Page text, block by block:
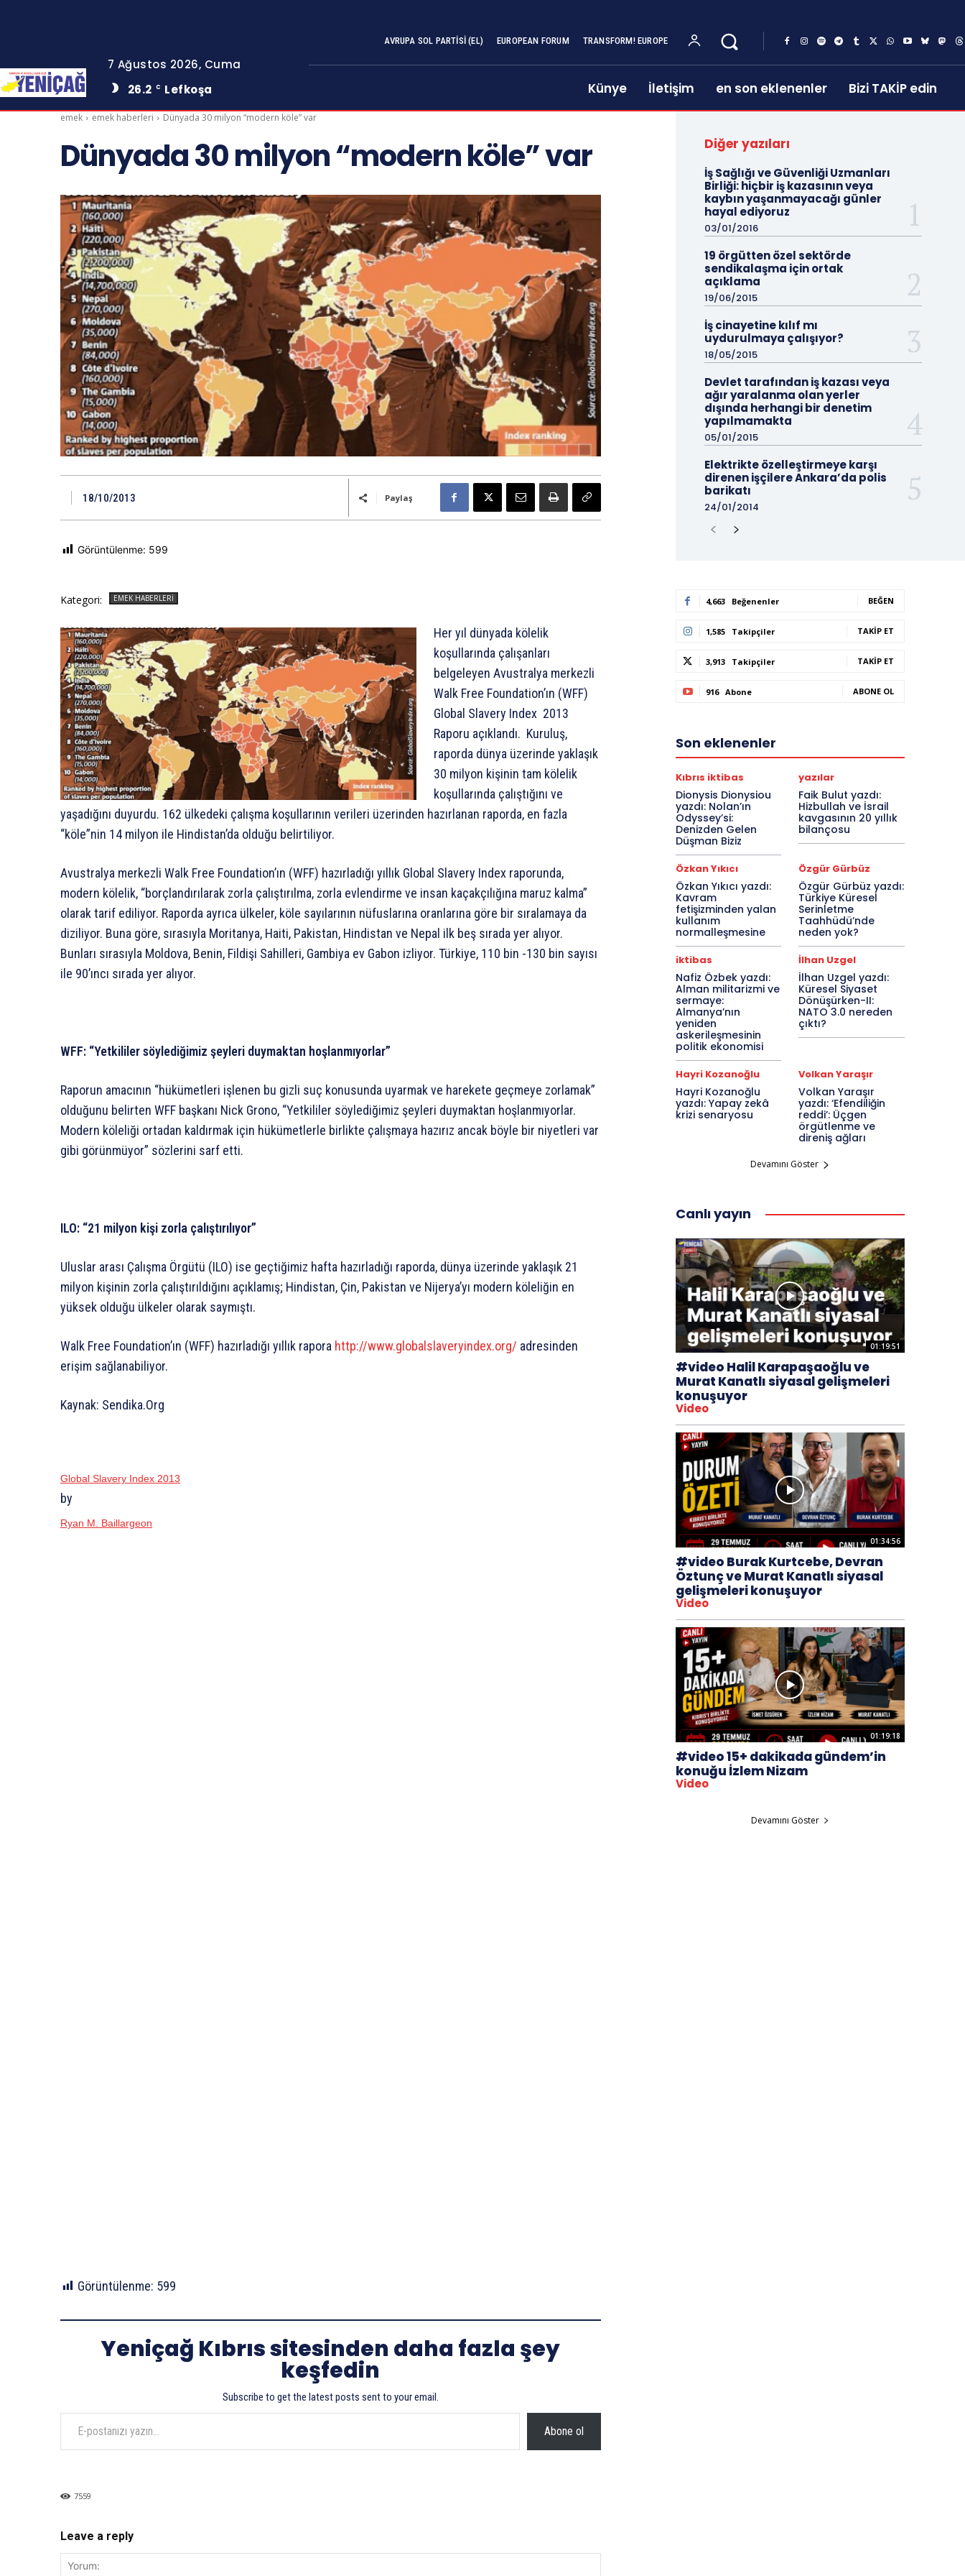
7 Ağustos 2026, Cuma
26.2 C Lefkoşa
AVRUPA SOL PARTISI (EL) EUROPEAN FORUM TRANSFORM! EUROPE
Künye İletişim en son eklenenler Bizi TAKİP edin
emek emek haberleri Dünyada 30 milyon “modern köle” var
Dünyada 30 milyon “modern köle” var
18/10/2013 Paylaş
Görüntülenme: 599
Kategori: EMEK HABERLERI
Her yıl dünyada kölelik
koşullarında çalışanları
belgeleyen Avustralya merkezli
Walk Free Foundation’ın (WFF)
Global Slavery Index 2013
Raporu açıklandı. Kuruluş,
raporda dünya üzerinde yaklaşık
30 milyon kişinin tam kölelik
koşullarında çalıştığını ve
yaşadığını duyurdu. 162 ülkedeki çalışma koşullarının verileri üzerinden hazırlanan raporda, en fazla
“köle”nin 14 milyon ile Hindistan’da olduğu belirtiliyor.
Avustralya merkezli Walk Free Foundation’ın (WFF) hazırladığı yıllık Global Slavery Index raporunda,
modern kölelik, “borçlandırılarak zorla çalıştırılma, zorla evlendirme ve insan kaçakçılığına maruz kalma”
olarak tarif ediliyor. Raporda ayrıca ülkeler, köle sayılarının nüfuslarına oranlarına göre bir sıralamaya da
diziliyor. Buna göre, sırasıyla Moritanya, Haiti, Pakistan, Hindistan ve Nepal ilk beş sırada yer alıyor.
Bunları sırasıyla Moldova, Benin, Fildişi Sahilleri, Gambiya ev Gabon izliyor. Türkiye, 110 bin -130 bin sayısı
ile 90’ıncı sırada yer alıyor.
WFF: “Yetkililer söylediğimiz şeyleri duymaktan hoşlanmıyorlar”
Raporun amacının “hükümetleri işlenen bu gizli suç konusunda uyarmak ve harekete geçmeye zorlamak”
olduğunu belirten WFF başkanı Nick Grono, “Yetkililer söylediğimiz şeyleri duymaktan hoşlanmıyorlar.
Modern köleliği ortadan kaldırmak için hükümetlerle birlikte çalışmaya hazırız ancak böyle bir niyetleri var
gibi görünmüyor” sözlerini sarf etti.
ILO: “21 milyon kişi zorla çalıştırılıyor”
Uluslar arası Çalışma Örgütü (ILO) ise geçtiğimiz hafta hazırladığı raporda, dünya üzerinde yaklaşık 21
milyon kişinin zorla çalıştırıldığını açıklamış; Hindistan, Çin, Pakistan ve Nijerya’yı modern köleliğin en
yüksek olduğu ülkeler olarak saymıştı.
Walk Free Foundation’ın (WFF) hazırladığı yıllık rapora http://www.globalslaveryindex.org/ adresinden
erişim sağlanabiliyor.
Kaynak: Sendika.Org
Global Slavery Index 2013
by
Ryan M. Baillargeon
Görüntülenme: 599
Yeniçağ Kıbrıs sitesinden daha fazla şey
keşfedin
Subscribe to get the latest posts sent to your email.
E-postanızı yazın…
Abone ol
7559
Leave a reply
Diğer yazıları
İş Sağlığı ve Güvenliği Uzmanları
Birliği: hiçbir iş kazasının veya
kaybın yaşanmayacağı günler
hayal ediyoruz
03/01/2016
19 örgütten özel sektörde
sendikalaşma için ortak
açıklama
19/06/2015
İş cinayetine kılıf mı
uydurulmaya çalışıyor?
18/05/2015
Devlet tarafından iş kazası veya
ağır yaralanma olan yerler
dışında herhangi bir denetim
yapılmamakta
05/01/2015
Elektrikte özelleştirmeye karşı
direnen işçilere Ankara’da polis
barikatı
24/01/2014
4,663 Beğenenler BEĞEN
1,585 Takipçiler TAKIP ET
3,913 Takipçiler TAKIP ET
916 Abone ABONE OL
Son eklenenler
Kıbrıs iktibas
Dionysis Dionysiou
yazdı: Nolan’ın
Odyssey’si:
Denizden Gelen
Düşman Biziz
yazılar
Faik Bulut yazdı:
Hizbullah ve İsrail
kavgasının 20 yıllık
bilançosu
Özkan Yıkıcı
Özkan Yıkıcı yazdı:
Kavram
fetişizminden yalan
kullanım
normalleşmesine
Özgür Gürbüz
Özgür Gürbüz yazdı:
Türkiye Küresel
Serinletme
Taahhüdü’nde
neden yok?
iktibas
Nafiz Özbek yazdı:
Alman militarizmi ve
sermaye:
Almanya’nın
yeniden
askerileşmesinin
politik ekonomisi
İlhan Uzgel
İlhan Uzgel yazdı:
Küresel Siyaset
Dönüşürken-II:
NATO 3.0 nereden
çıktı?
Hayri Kozanoğlu
Hayri Kozanoğlu
yazdı: Yapay zekâ
krizi senaryosu
Volkan Yaraşır
Volkan Yaraşır
yazdı: ‘Efendiliğin
reddi’: Üçgen
örgütlenme ve
direniş ağları
Devamını Göster
Canlı yayın
01:19:51
#video Halil Karapaşaoğlu ve
Murat Kanatlı siyasal gelişmeleri
konuşuyor
Video
01:34:56
#video Burak Kurtcebe, Devran
Öztunç ve Murat Kanatlı siyasal
gelişmeleri konuşuyor
Video
01:19:18
#video 15+ dakikada gündem’in
konuğu İzlem Nizam
Video
Devamını Göster